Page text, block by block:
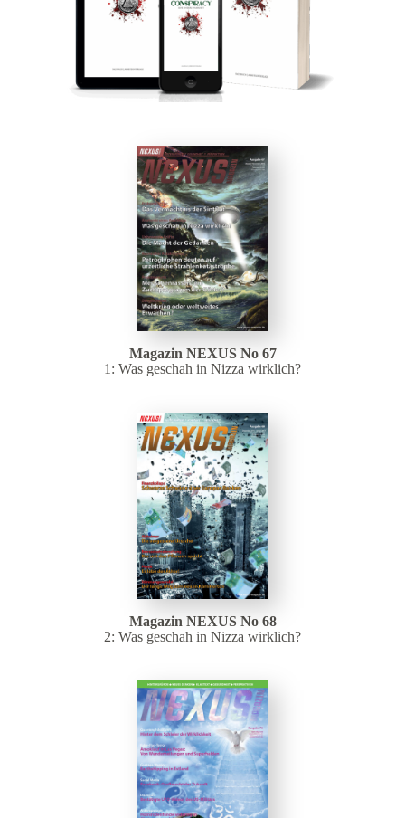
Magazin NEXUS No 67
1: Was geschah in Nizza wirklich?
Magazin NEXUS No 68
2: Was geschah in Nizza wirklich?